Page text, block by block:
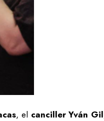
, el canciller Yván Gil